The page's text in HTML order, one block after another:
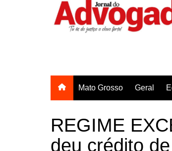
Mato Grosso Geral
REGIME
deu crédito